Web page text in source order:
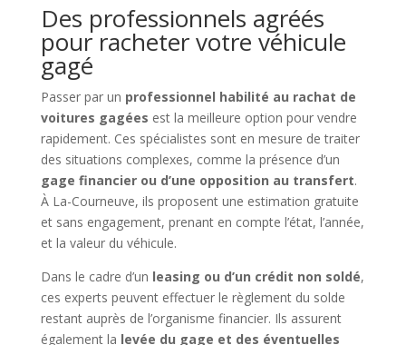
Des professionnels agréés
pour racheter votre véhicule
gagé
Passer par un professionnel habilité au rachat de
voitures gagées est la meilleure option pour vendre
rapidement. Ces spécialistes sont en mesure de traiter
des situations complexes, comme la présence d’un
gage financier ou d’une opposition au transfert.
À La-Courneuve, ils proposent une estimation gratuite
et sans engagement, prenant en compte l’état, l’année,
et la valeur du véhicule.
Dans le cadre d’un leasing ou d’un crédit non soldé,
ces experts peuvent effectuer le règlement du solde
restant auprès de l’organisme financier. Ils assurent
également la levée du gage et des éventuelles